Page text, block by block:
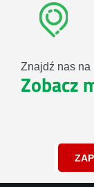
Znajdź nas na
Zobacz